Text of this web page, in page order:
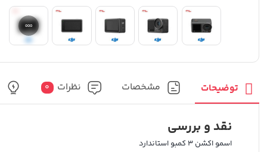
توضیحات مشخصات نظرات 0
نقد و بررسی
اسمو اکشن 3 کمبو استاندارد